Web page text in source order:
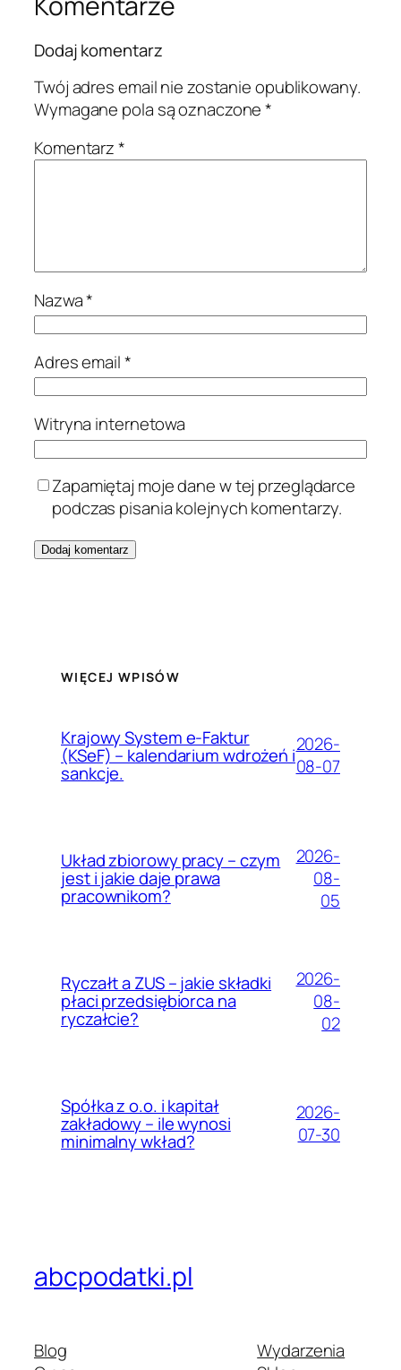
Dodaj komentarz
Twój adres email nie zostanie opublikowany.
Wymagane pola są oznaczone*
Komentarz*
Nazwa*
Adres email*
Witryna internetowa
Zapamiętaj moje dane w tej przeglądarce
podczas pisania kolejnych komentarzy.
WIĘCEJ WPISÓW
Krajowy System e-Faktur
(KSeF) – kalendarium wdrożeń i
sankcje.
2026-
08-07
Układ zbiorowy pracy – czym
jest i jakie daje prawa
pracownikom?
2026-
08-
05
Ryczałt a ZUS – jakie składki
płaci przedsiębiorca na
ryczałcie?
2026-
08-
02
Spółka z o.o. i kapitał
zakładowy – ile wynosi
minimalny wkład?
2026-
07-30
abcpodatki.pl
Blog
Wydarzenia